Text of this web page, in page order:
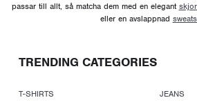
passar till allt, så matcha dem med en elegant
eller en avslappnad
TRENDING CATEGORIES
T-SHIRTS
JEANS